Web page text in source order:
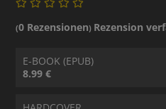
(0 Rezensionen) Rezension
E-BOOK (EPUB)
8.99 €